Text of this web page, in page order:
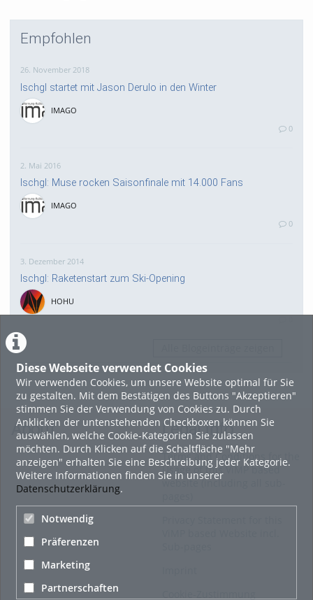
Diese Webseite verwendet Cookies
Wir verwenden Cookies, um unsere Website optimal für Sie
zu gestalten. Mit dem Bestätigen des Buttons "Akzeptieren"
stimmen Sie der Verwendung von Cookies zu. Durch
Anklicken der untenstehenden Checkboxen können Sie
auswählen, welche Cookie-Kategorien Sie zulassen
möchten. Durch Klicken auf die Schaltfläche "Mehr
anzeigen" erhalten Sie eine Beschreibung jeder Kategorie.
Weitere Informationen finden Sie in unserer
Datenschutzerklärung.
Notwendig
Präferenzen
Marketing
Partnerschaften
Empfohlen
26. November 2018
Ischgl startet mit Jason Derulo in den Winter
IMAGO
0
2. Mai 2016
Ischgl: Muse rocken Saisonfinale mit 14.000 Fans
IMAGO
0
3. Dezember 2014
Ischgl: Raketenstart zum Ski-Opening
HOHU
About Legal Info
Terms and Conditions for the
Usage of this ViMP based
website (including all sub-